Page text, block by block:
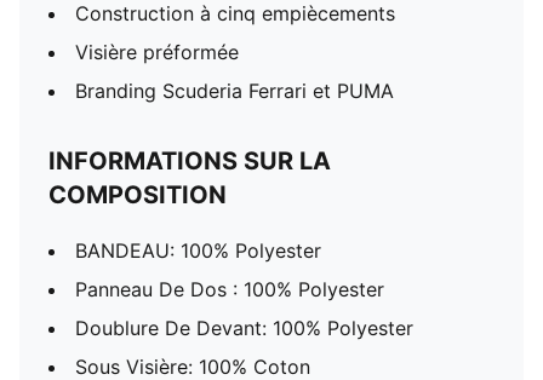
Construction à cinq empiècements
Visière préformée
Branding Scuderia Ferrari et PUMA
INFORMATIONS SUR LA
COMPOSITION
BANDEAU: 100% Polyester
Panneau De Dos : 100% Polyester
Doublure De Devant: 100% Polyester
Sous Visière: 100% Coton